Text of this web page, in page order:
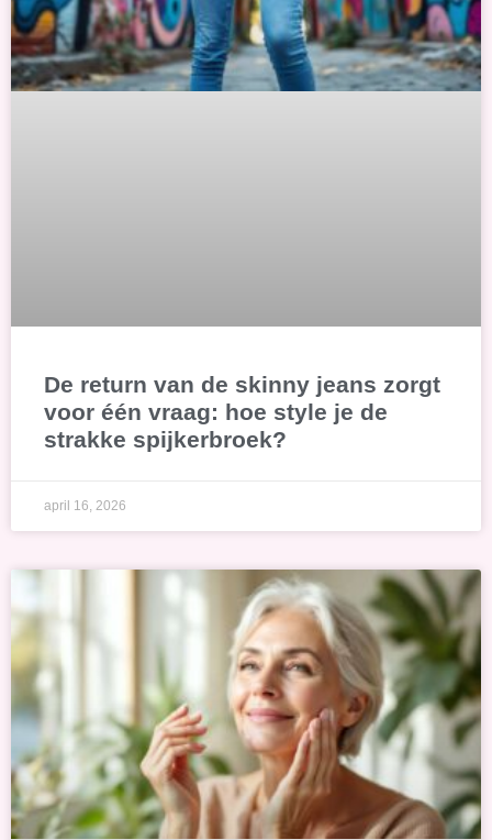
De return van de skinny jeans zorgt
voor één vraag: hoe style je de
strakke spijkerbroek?
april 16, 2026